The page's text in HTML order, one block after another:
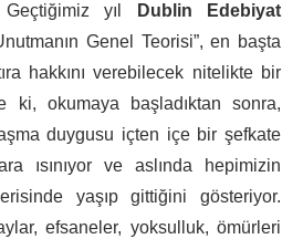
yıl
Dublin Edebiyat
Genel Teorisi”, en başta
hakkını verebilecek nitelikte bir
ki, okumaya başladıktan sonra,
duygusu içten içe bir şefkate
ısınıyor ve aslında hepimizin
yaşıp gittiğini gösteriyor.
efsaneler, yoksulluk, ömürleri